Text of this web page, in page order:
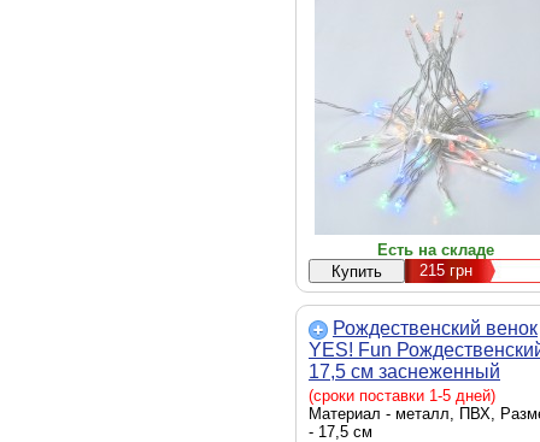
Есть на складе
215грн
Рождественский венок
YES! Fun
17,5 см заснеженный
(903748)
(сроки поставки 1-5 дней)
Материал - металл, ПВХ,
- 17,5 см